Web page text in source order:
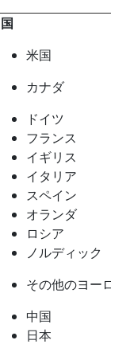
国
米国
カナダ
ドイツ
フランス
イギリス
イタリア
スペイン
オランダ
ロシア
ノルディック
その他のヨーロ
中国
日本